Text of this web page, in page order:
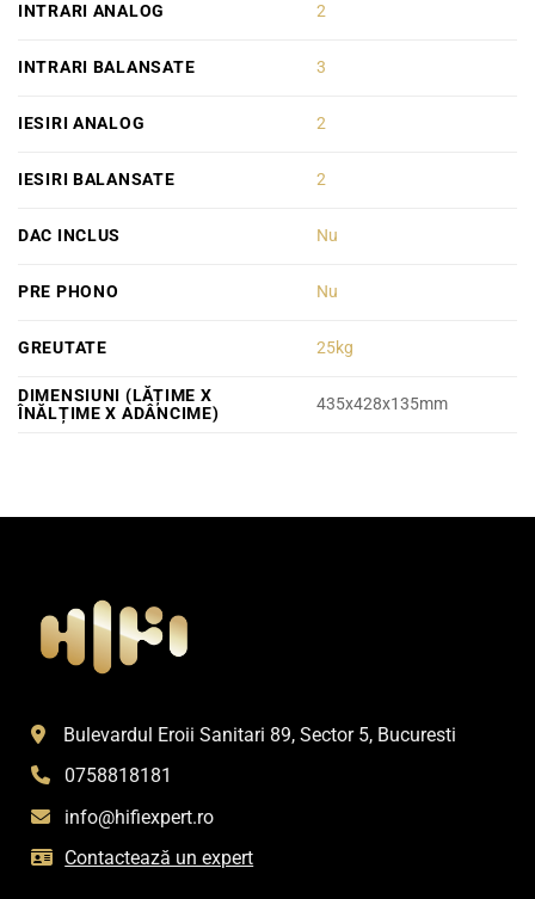
INTRARI ANALOG 2
INTRARI BALANSATE 3
IESIRI ANALOG 2
IESIRI BALANSATE 2
DAC INCLUS Nu
PRE PHONO Nu
GREUTATE 25kg
DIMENSIUNI (LĂȚIME X
ÎNĂLȚIME X ADÂNCIME)
435x428x135mm
Bulevardul Eroii Sanitari 89, Sector 5, Bucuresti
0758818181
info@hifiexpert.ro
Contactează un expert